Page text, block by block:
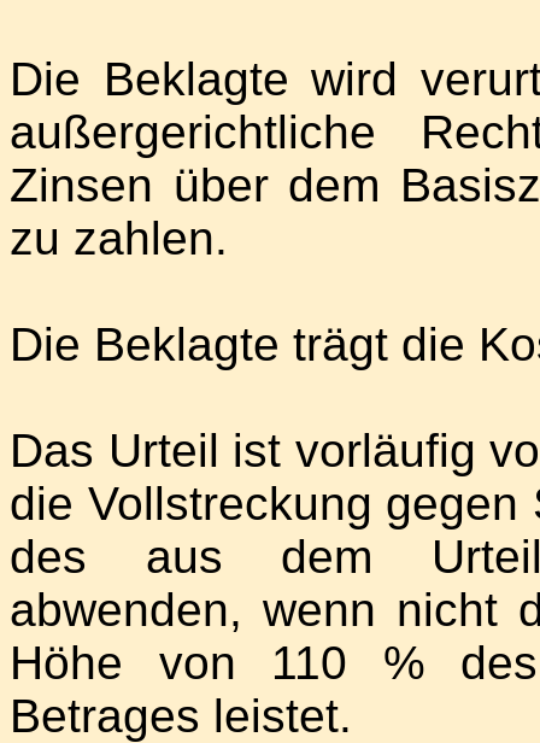
Die Beklagte wird
außergerichtliche
Zinsen über dem
zu zahlen.
Die Beklagte trägt die
Das Urteil ist vorläufig
die Vollstreckung
des aus dem Urteil
abwenden, wenn nicht
Höhe von 110 %
Betrages leistet.